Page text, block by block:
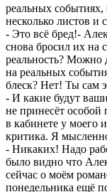
реальных событиях,
несколько листов и
- Это всё бред!-
снова бросил их на
реальность? Можно
на реальных
блеск? Нет! Ты сам
- И какие будут
не принесёт особой
в кабинете у моего
критика. Я
- Никаких! Надо
было видно что
сейчас о моём
понедельника ещё